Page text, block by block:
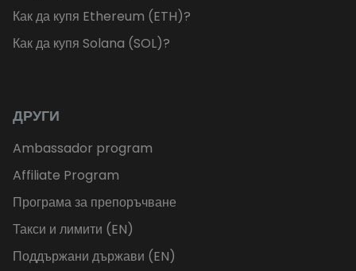
Как да купя Ethereum (ETH)?
Как да купя Solana (SOL)?
ДРУГИ
Ambassador program
Affiliate Program
Програма за препоръчване
Такси и лимити (EN)
Поддържани държави (EN)